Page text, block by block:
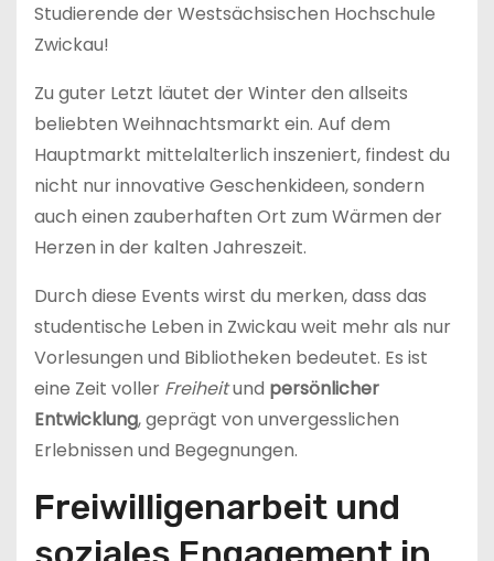
Studierende der Westsächsischen Hochschule
Zwickau!
Zu guter Letzt läutet der Winter den allseits
beliebten Weihnachtsmarkt ein. Auf dem
Hauptmarkt mittelalterlich inszeniert, findest du
nicht nur innovative Geschenkideen, sondern
auch einen zauberhaften Ort zum Wärmen der
Herzen in der kalten Jahreszeit.
Durch diese Events wirst du merken, dass das
studentische Leben in Zwickau weit mehr als nur
Vorlesungen und Bibliotheken bedeutet. Es ist
eine Zeit voller Freiheitund persönlicher
Entwicklung, geprägt von unvergesslichen
Erlebnissen und Begegnungen.
Freiwilligenarbeit und